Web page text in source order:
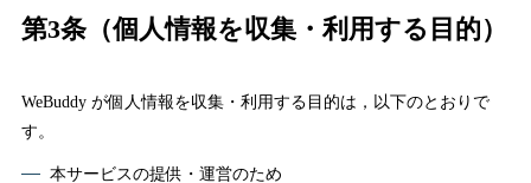
第3条（個人情報を収集・利用する目的）
WeBuddy が個人情報を収集・利用する目的は，以下のとおりで
す。
本サービスの提供・運営のため